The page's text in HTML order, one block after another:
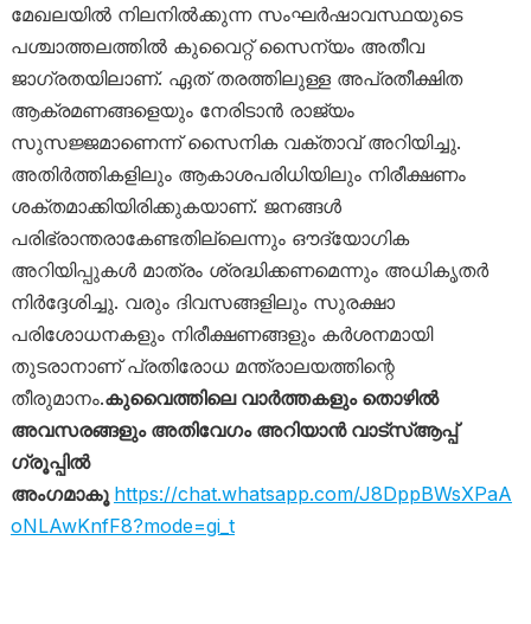
മേഖലയിൽ നിലനിൽക്കുന്ന സംഘർഷാവസ്ഥയുടെ
പശ്ചാത്തലത്തിൽ കുവൈറ്റ് സൈന്യം അതീവ
ജാഗ്രതയിലാണ്. ഏത് തരത്തിലുള്ള അപ്രതീക്ഷിത
ആക്രമണങ്ങളെയും നേരിടാൻ രാജ്യം
സുസജ്ജമാണെന്ന് സൈനിക വക്താവ് അറിയിച്ചു.
അതിർത്തികളിലും ആകാശപരിധിയിലും നിരീക്ഷണം
ശക്തമാക്കിയിരിക്കുകയാണ്. ജനങ്ങൾ
പരിഭ്രാന്തരാകേണ്ടതില്ലെന്നും ഔദ്യോഗിക
അറിയിപ്പുകൾ മാത്രം ശ്രദ്ധിക്കണമെന്നും അധികൃതർ
നിർദ്ദേശിച്ചു. വരും ദിവസങ്ങളിലും സുരക്ഷാ
പരിശോധനകളും നിരീക്ഷണങ്ങളും കർശനമായി
തുടരാനാണ് പ്രതിരോധ മന്ത്രാലയത്തിന്റെ
തീരുമാനം.കുവൈത്തിലെ വാർത്തകളും തൊഴിൽ
അവസരങ്ങളും അതിവേഗം അറിയാൻ വാട്സ്ആപ്പ്
ഗ്രൂപ്പിൽ
അംഗമാകൂ https://chat.whatsapp.com/J8DppBWsXPaA
oNLAwKnfF8?mode=gi_t